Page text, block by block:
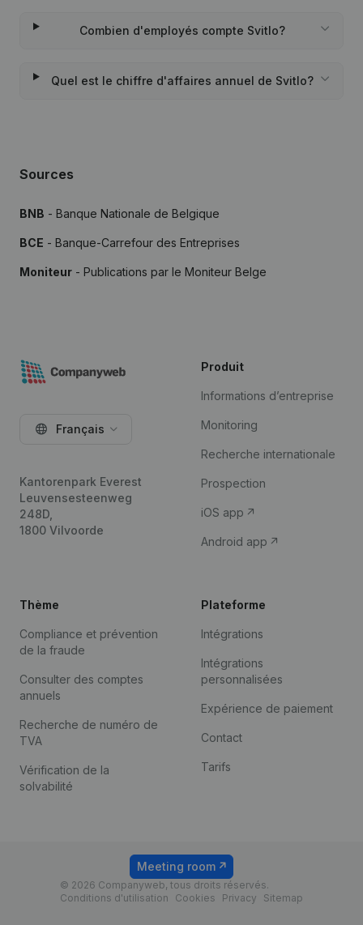
Combien d'employés compte Svitlo?
Quel est le chiffre d'affaires annuel de Svitlo?
Sources
BNB - Banque Nationale de Belgique
BCE - Banque-Carrefour des Entreprises
Moniteur - Publications par le Moniteur Belge
Français
Kantorenpark Everest
Leuvensesteenweg
248D,
1800 Vilvoorde
Produit
Informations d’entreprise
Monitoring
Recherche internationale
Prospection
iOS app
Android app
Thème
Compliance et prévention
de la fraude
Consulter des comptes
annuels
Recherche de numéro de
TVA
Vérification de la
solvabilité
Plateforme
Intégrations
Intégrations
personnalisées
Expérience de paiement
Contact
Tarifs
© 2026 Companyweb, tous droits réservés.
Conditions d'utilisation
Cookies Privacy Sitemap
Meeting room